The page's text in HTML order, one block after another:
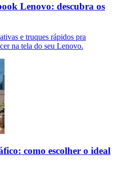
Lenovo: descubra os
e truques rápidos pra
na tela do seu Lenovo.
como escolher o ideal